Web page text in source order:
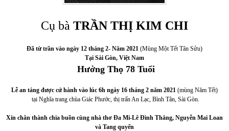
Cụ bà TRẦN THỊ KIM CHI
Đã từ trần vào ngày 12 tháng 2- Năm 2021 (Mùng Một Tết Tân Sửu)
Tại Sài Gòn, Việt Nam
Hưởng Thọ 78 Tuổi
Lễ an táng được cử hành vào lúc 6h ngày 16 tháng 2 năm 2021 (mùng Năm Tết)
tại Nghĩa trang chùa Giác Phước, thị trấn An Lạc, Bình Tân, Sài Gòn.
Xin chân thành chia buồn cùng nhà thơ Đa Mi-Lê Đình Thắng, Nguyễn Mai Loan
và Tang quyến